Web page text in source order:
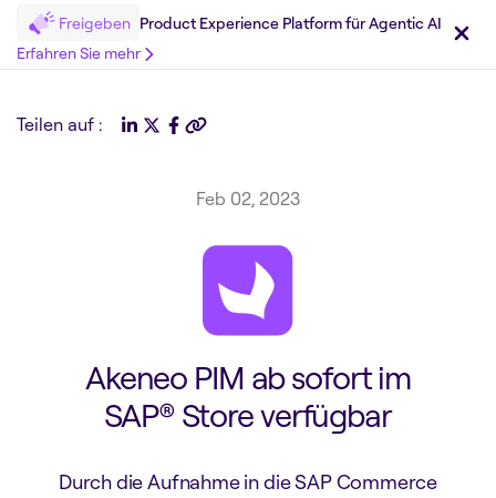
Freigeben Product Experience Platform für Agentic AI
Erfahren Sie mehr
Teilen auf :
Feb 02, 2023
Akeneo PIM ab sofort im
SAP® Store verfügbar
Durch die Aufnahme in die SAP Commerce